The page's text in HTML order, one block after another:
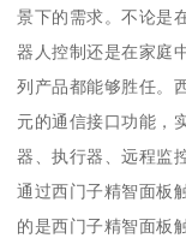
景下的需求。不论是
器人控制还是在家庭
列产品都能够胜任。
元的通信接口功能，
器、执行器、远程监
通过西门子精智面板
的是西门子精智面板